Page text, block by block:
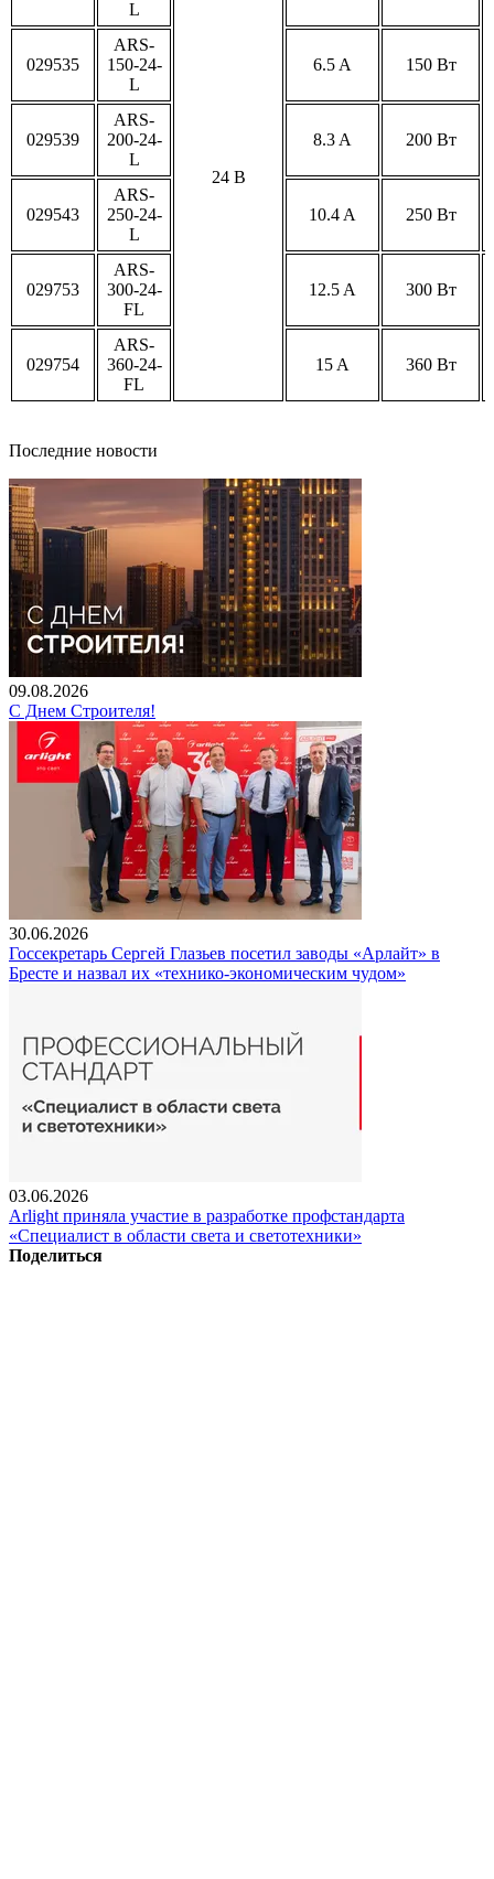
L
24 В
029535
ARS-
150-24-
L
6.5 A 150 Вт
029539
ARS-
200-24-
L
8.3 A 200 Вт
029543
ARS-
250-24-
L
10.4 A 250 Вт
029753
ARS-
300-24-
FL
12.5 A 300 Вт
029754
ARS-
360-24-
FL
15 A 360 Вт
Последние новости
09.08.2026
С Днем Строителя!
30.06.2026
Госсекретарь Сергей Глазьев посетил заводы «Арлайт» в
Бресте и назвал их «технико-экономическим чудом»
03.06.2026
Arlight приняла участие в разработке профстандарта
«Специалист в области света и светотехники»
Поделиться